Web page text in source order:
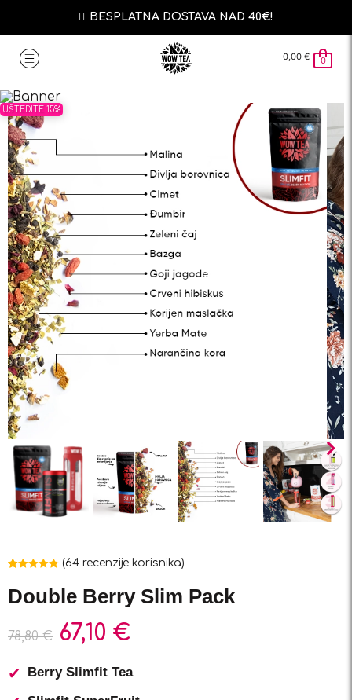
BESPLATNA DOSTAVA NAD 40€!
0,00 € 0
UŠTEDITE 15%
4.77
od ukupno 5
(
(64recenzije korisnika)
Double Berry Slim Pack
78,80€ 67,10 €
Berry Slimfit Tea